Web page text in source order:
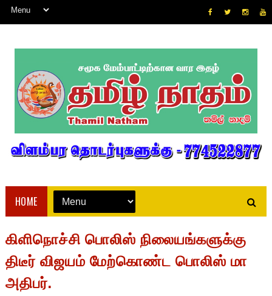
HOME
கிளிநொச்சி பொலிஸ் நிலையங்களுக்கு
திடீர் விஜயம் மேற்கொண்ட பொலிஸ் மா
அதிபர்.